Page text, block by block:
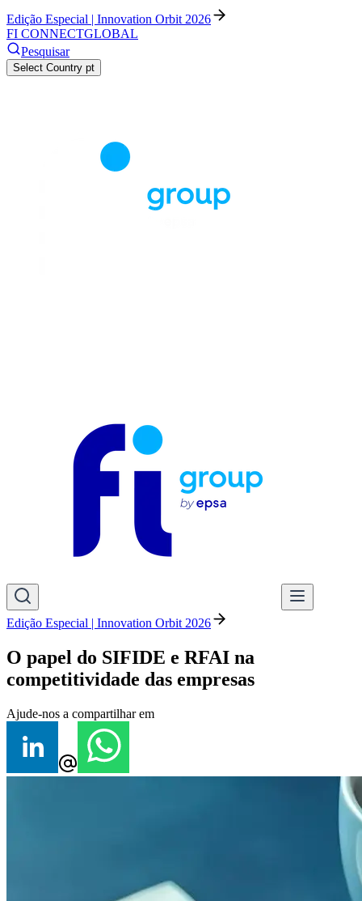
Edição Especial | Innovation Orbit 2026
FI CONNECTGLOBAL
Pesquisar
Select Country pt
Edição Especial | Innovation Orbit 2026
O papel do SIFIDE e RFAI na
competitividade das empresas
Ajude-nos a compartilhar em